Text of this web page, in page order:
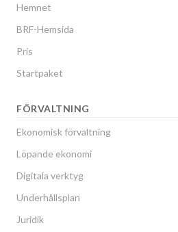
Hemnet
BRF-Hemsida
Pris
Startpaket
FÖRVALTNING
Ekonomisk förvaltning
Löpande ekonomi
Digitala verktyg
Underhållsplan
Juridik